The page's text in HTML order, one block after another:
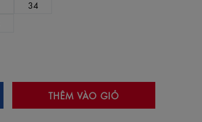
34
THÊM VÀO GIỎ